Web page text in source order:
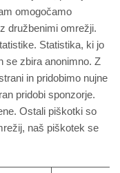
omogočamo
družbenimi omrežji.
Statistika, ki jo
se zbira anonimno. Z
in pridobimo nujne
pridobi sponzorje.
Ostali piškotki so
naš piškotek se